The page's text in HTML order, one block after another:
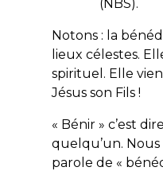
(NBS).
Notons : la
lieux célestes.
spirituel. Elle
Jésus son Fils !
« Bénir » c’est
quelqu’un.
parole de «